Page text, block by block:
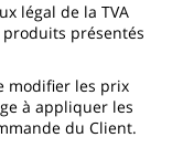
légal de la TVA
présentés
modifier les prix
à appliquer les
du Client.